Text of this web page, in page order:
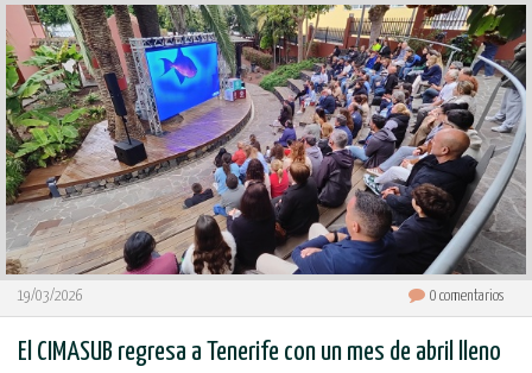
19/03/2026 0 comentarios
El CIMASUB regresa a Tenerife con un mes de abril lleno